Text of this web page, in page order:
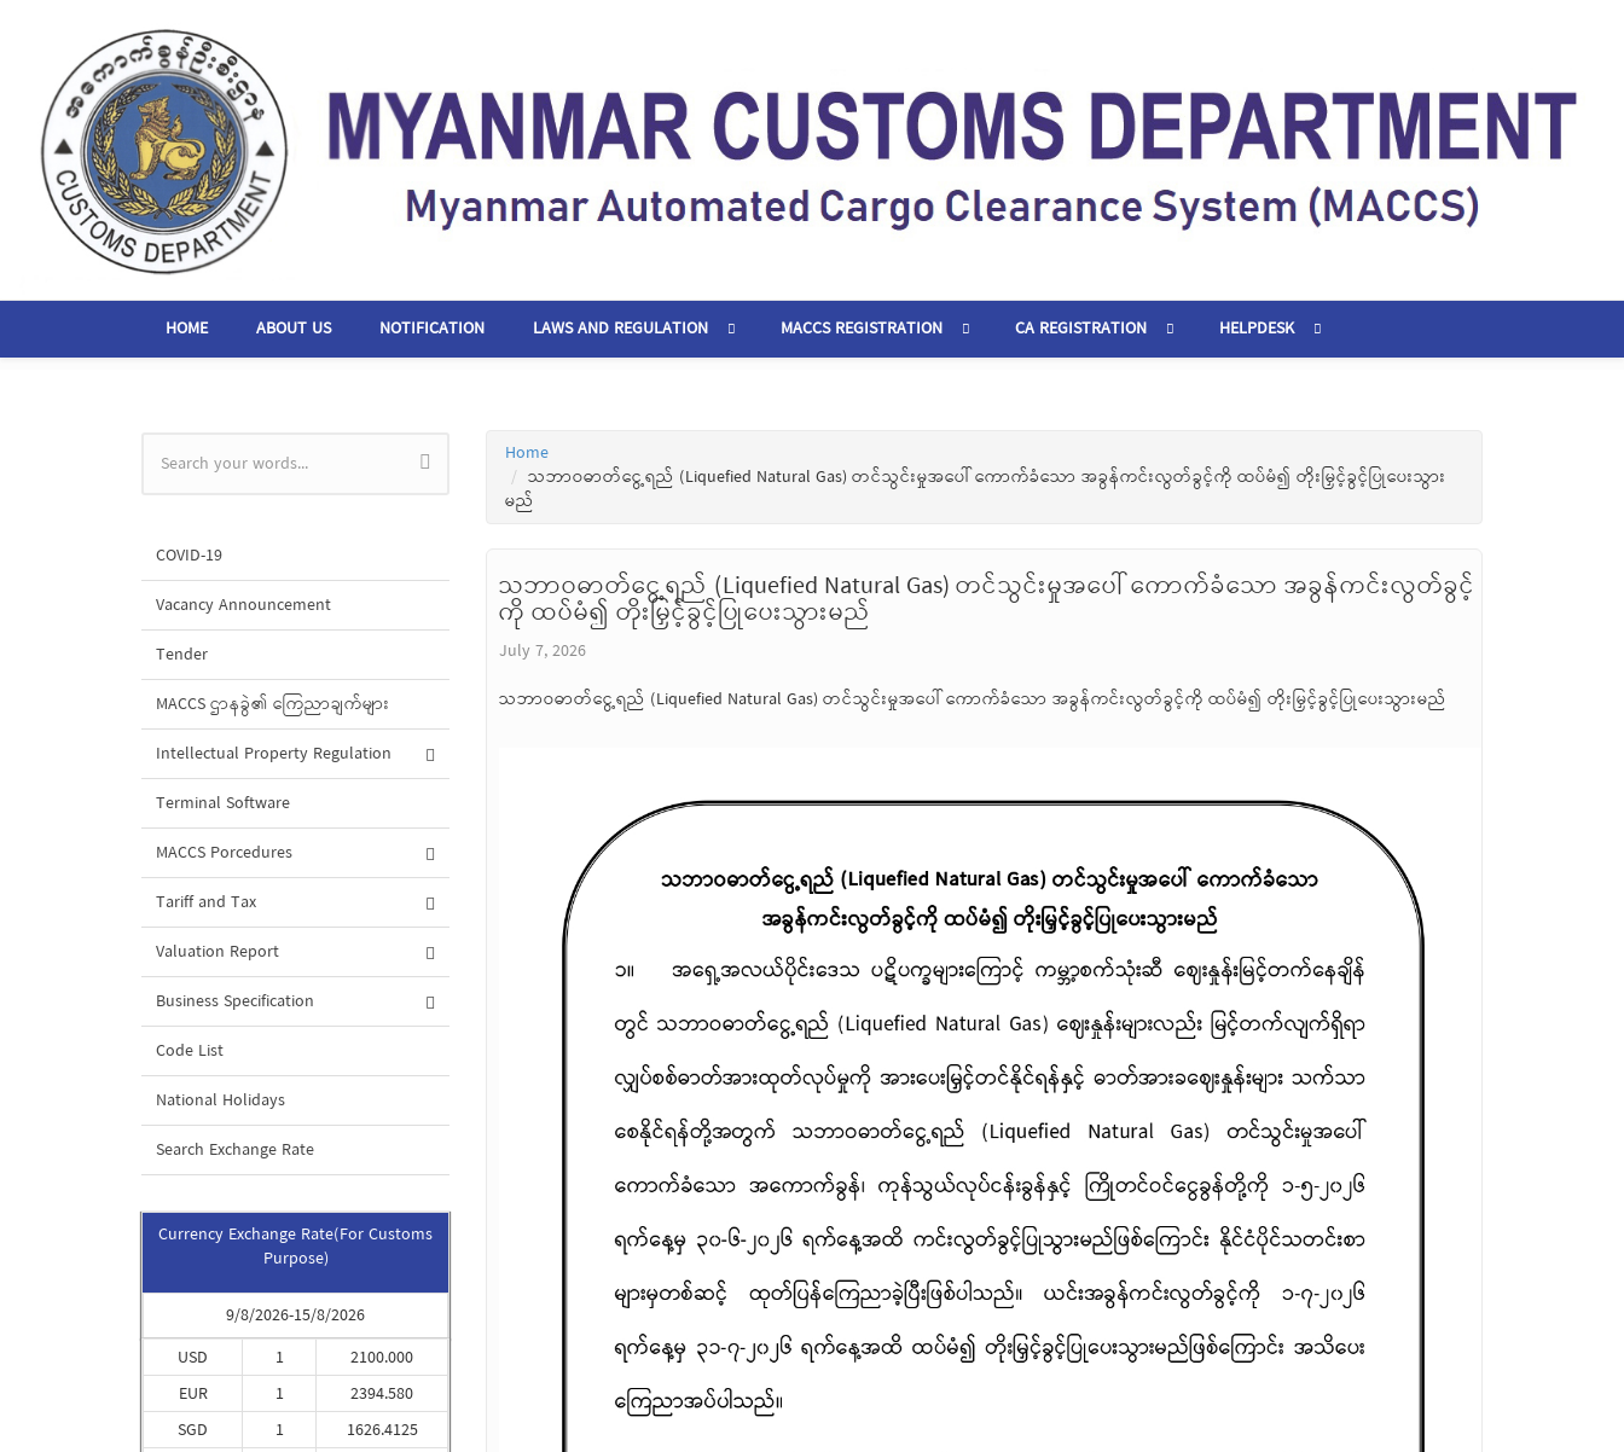
HOME ABOUT US NOTIFICATION LAWS AND REGULATION MACCS REGISTRATION CA REGISTRATION HELPDESK
Search form
COVID-19
Vacancy Announcement
Tender
MACCS ဌာနခွဲ၏ ကြေညာချက်များ
Intellectual Property Regulation
Terminal Software
MACCS Porcedures
Tariff and Tax
Valuation Report
Business Specification
Code List
National Holidays
Search Exchange Rate
Currency Exchange Rate(For Customs
Purpose)
9/8/2026-15/8/2026
USD
EUR
SGD
1
1
1
2100.000
2394.580
1626.4125
Home
သဘာဝဓာတ်ငွေ့ရည် (Liquefied Natural Gas) တင်သွင်းမှုအပေါ် ကောက်ခံသော အခွန်ကင်းလွတ်ခွင့်ကို ထပ်မံ၍ တိုးမြှင့်ခွင့်ပြုပေးသွား
မည်
သဘာဝဓာတ်ငွေ့ရည် (Liquefied Natural Gas) တင်သွင်းမှုအပေါ် ကောက်ခံသော အခွန်ကင်းလွတ်ခွင့်
ကို ထပ်မံ၍ တိုးမြှင့်ခွင့်ပြုပေးသွားမည်
July 7, 2026
သဘာဝဓာတ်ငွေ့ရည် (Liquefied Natural Gas) တင်သွင်းမှုအပေါ် ကောက်ခံသော အခွန်ကင်းလွတ်ခွင့်ကို ထပ်မံ၍ တိုးမြှင့်ခွင့်ပြုပေးသွားမည်